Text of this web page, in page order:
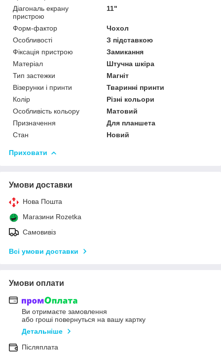
Діагональ екрану
пристрою
11"
Форм-фактор
Чохол
Особливості
З підставкою
Фіксація пристрою
Замикання
Матеріал
Штучна шкіра
Тип застежки
Магніт
Візерунки і принти
Тваринні принти
Колір
Різні кольори
Особливість кольору
Матовий
Призначення
Для планшета
Стан
Новий
Приховати
Умови доставки
Нова Пошта
Магазини Rozetka
Самовивіз
Всі умови доставки
Умови оплати
Ви отримаєте замовлення
або гроші повернуться на вашу картку
Детальніше
Післяплата